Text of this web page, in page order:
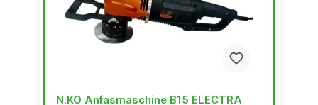
N.KO Anfasmaschine B15 ELECTRA